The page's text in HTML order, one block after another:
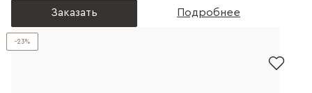
Заказать Подробнее
-23%